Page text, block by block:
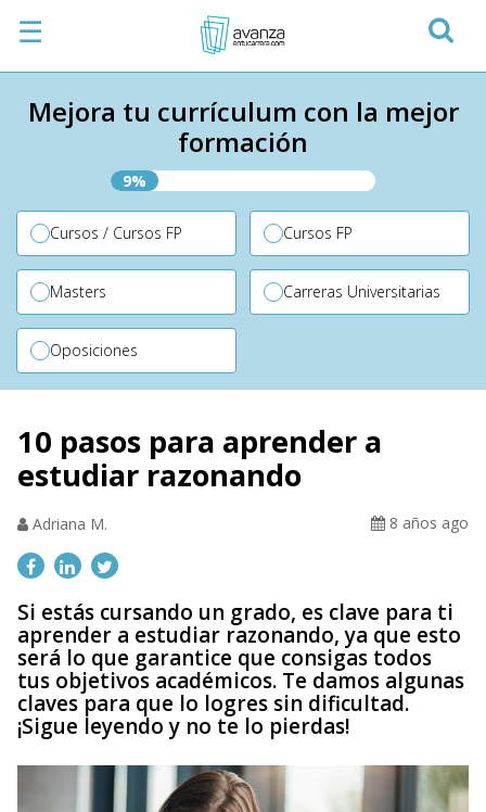
☰
Mejora tu currículum con la mejor
formación
9%
Cursos / Cursos FP Cursos FP
Masters Carreras Universitarias
Oposiciones
10 pasos para aprender a
estudiar razonando
Adriana M. 8 años ago
Si estás cursando un grado, es clave para ti
aprender a estudiar razonando, ya que esto
será lo que garantice que consigas todos
tus objetivos académicos. Te damos algunas
claves para que lo logres sin dificultad.
¡Sigue leyendo y no te lo pierdas!